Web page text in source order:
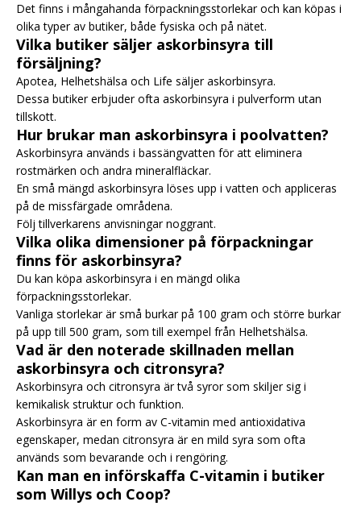
Det finns i mångahanda förpackningsstorlekar och kan köpas i
olika typer av butiker, både fysiska och på nätet.
Vilka butiker säljer askorbinsyra till
försäljning?
Apotea, Helhetshälsa och Life säljer askorbinsyra.
Dessa butiker erbjuder ofta askorbinsyra i pulverform utan
tillskott.
Hur brukar man askorbinsyra i poolvatten?
Askorbinsyra används i bassängvatten för att eliminera
rostmärken och andra mineralfläckar.
En små mängd askorbinsyra löses upp i vatten och appliceras
på de missfärgade områdena.
Följ tillverkarens anvisningar noggrant.
Vilka olika dimensioner på förpackningar
finns för askorbinsyra?
Du kan köpa askorbinsyra i en mängd olika
förpackningsstorlekar.
Vanliga storlekar är små burkar på 100 gram och större burkar
på upp till 500 gram, som till exempel från Helhetshälsa.
Vad är den noterade skillnaden mellan
askorbinsyra och citronsyra?
Askorbinsyra och citronsyra är två syror som skiljer sig i
kemikalisk struktur och funktion.
Askorbinsyra är en form av C-vitamin med antioxidativa
egenskaper, medan citronsyra är en mild syra som ofta
används som bevarande och i rengöring.
Kan man en införskaffa C-vitamin i butiker
som Willys och Coop?